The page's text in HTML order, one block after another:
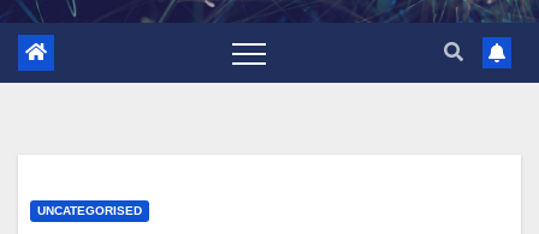
UNCATEGORISED